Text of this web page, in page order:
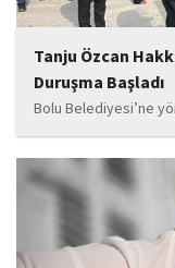
Tanju Özcan
Duruşma Başladı
Bolu Belediyesi’ne
belediye başkanlığı
aralarında bulunduğu
başladı.